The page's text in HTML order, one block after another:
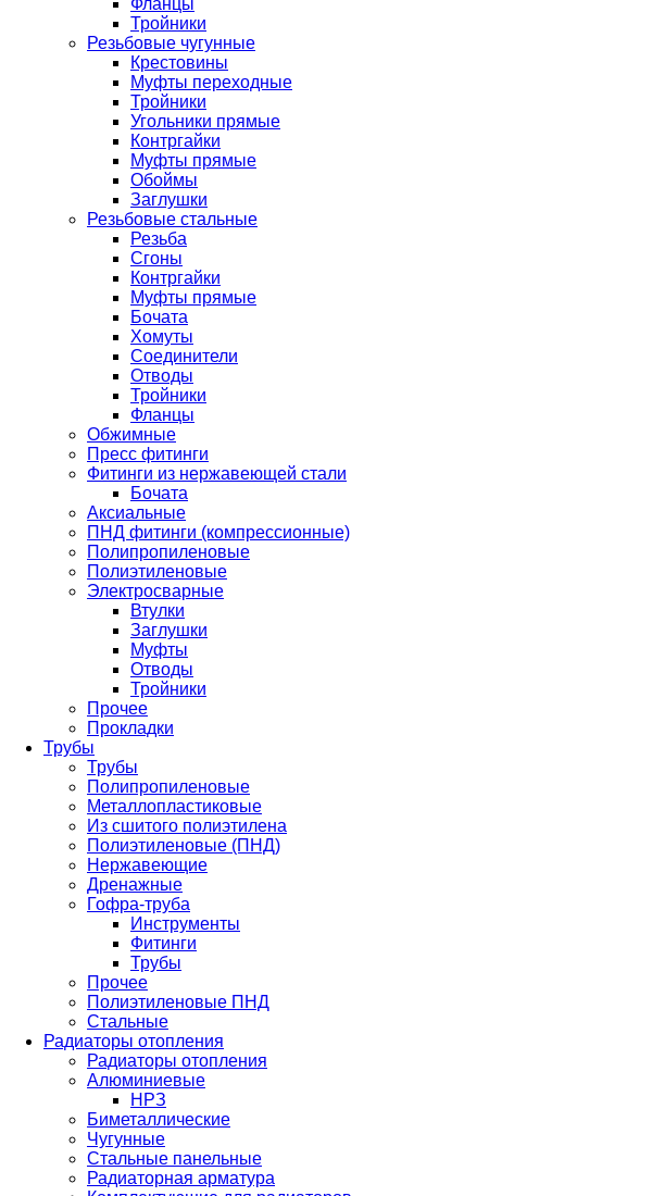
Фланцы
Тройники
Резьбовые чугунные
Крестовины
Муфты переходные
Тройники
Угольники прямые
Контргайки
Муфты прямые
Обоймы
Заглушки
Резьбовые стальные
Резьба
Сгоны
Контргайки
Муфты прямые
Бочата
Хомуты
Соединители
Отводы
Тройники
Фланцы
Обжимные
Пресс фитинги
Фитинги из нержавеющей стали
Бочата
Аксиальные
ПНД фитинги (компрессионные)
Полипропиленовые
Полиэтиленовые
Электросварные
Втулки
Заглушки
Муфты
Отводы
Тройники
Прочее
Прокладки
Трубы
Трубы
Полипропиленовые
Металлопластиковые
Из сшитого полиэтилена
Полиэтиленовые (ПНД)
Нержавеющие
Дренажные
Гофра-труба
Инструменты
Фитинги
Трубы
Прочее
Полиэтиленовые ПНД
Стальные
Радиаторы отопления
Радиаторы отопления
Алюминиевые
НРЗ
Биметаллические
Чугунные
Стальные панельные
Радиаторная арматура